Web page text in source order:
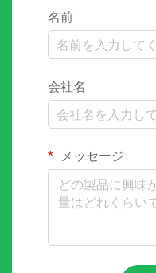
名前
会社名
メッセージ